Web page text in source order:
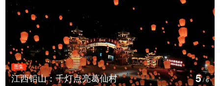
图集
江西铅山：千灯点亮葛仙村 6/6